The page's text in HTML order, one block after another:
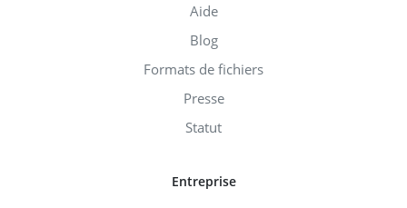
Aide
Blog
Formats de fichiers
Presse
Statut
Entreprise